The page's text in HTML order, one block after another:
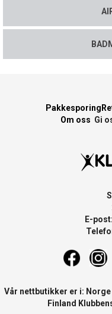
Pakkesporing
Om oss Gi
E-post:
Vår nettbutikker er i: Norge
Finland